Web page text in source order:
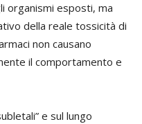
organismi esposti, ma
della reale tossicità di
non causano
il comportamento e
e sul lungo